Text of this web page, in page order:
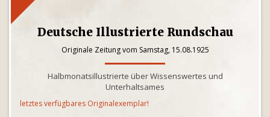
Deutsche Illustrierte Rundschau
Originale Zeitung vom Samstag, 15.08.1925
Halbmonatsillustrierte über Wissenswertes und
Unterhaltsames
letztes verfügbares Originalexemplar!